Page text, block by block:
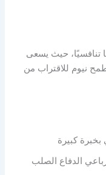
تنافسيًا، حيث يسعى
نيوم للاقتراب من
كبيرة
الدفاع الصلب